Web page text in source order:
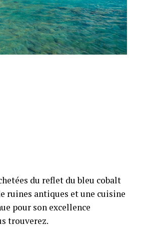
du reflet du bleu cobalt
ruines antiques et une cuisine
pour son excellence
trouverez.